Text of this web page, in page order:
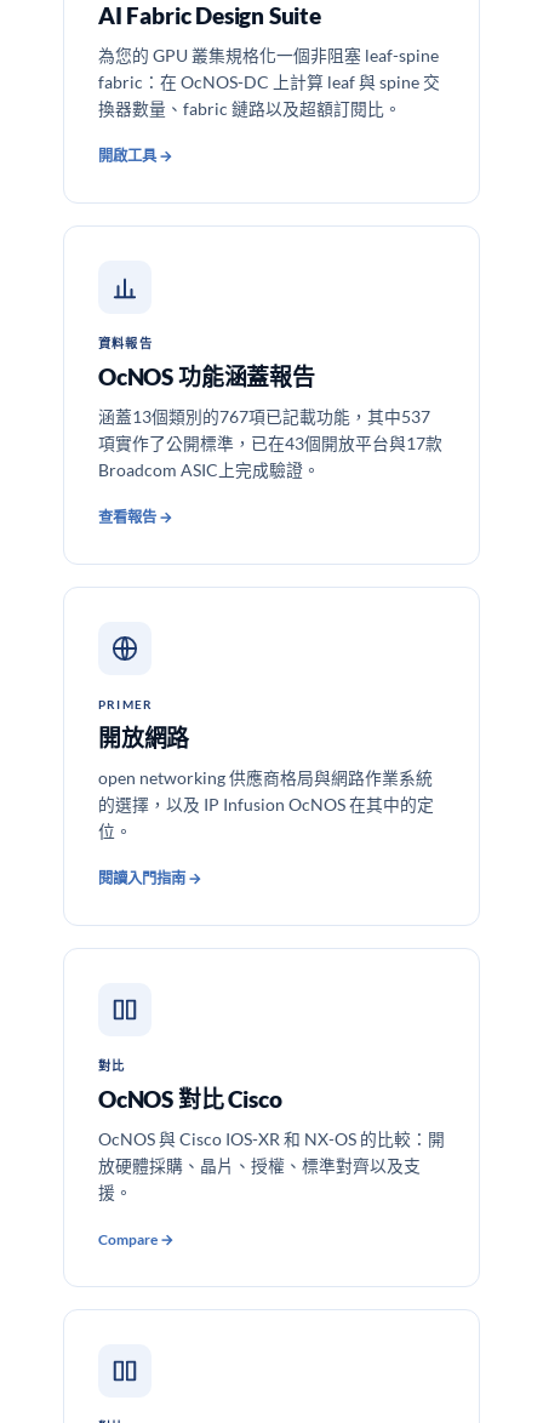
AI Fabric Design Suite
為您的 GPU 叢集規格化一個非阻塞 leaf-spine
fabric：在 OcNOS-DC 上計算 leaf 與 spine 交
換器數量、fabric 鏈路以及超額訂閱比。
開啟工具 →
資料報告
OcNOS 功能涵蓋報告
涵蓋13個類別的767項已記載功能，其中537
項實作了公開標準，已在43個開放平台與17款
Broadcom ASIC上完成驗證。
查看報告 →
PRIMER
開放網路
open networking 供應商格局與網路作業系統
的選擇，以及 IP Infusion OcNOS 在其中的定
位。
閱讀入門指南 →
對比
OcNOS 對比 Cisco
OcNOS 與 Cisco IOS-XR 和 NX-OS 的比較：開
放硬體採購、晶片、授權、標準對齊以及支
援。
Compare →